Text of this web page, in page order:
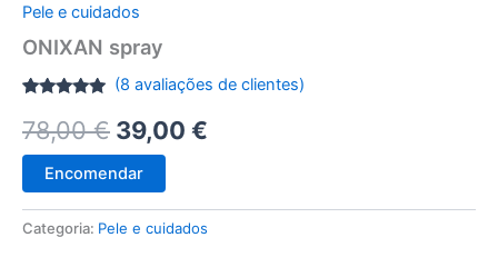
Pele e cuidados
ONIXAN spray
com 4.75
em 5 com
base em
classificações
de
(8 avaliações de clientes)
78,00€ O
preço
original
39,00 €
atual
Encomendar
Categoria: Pele e cuidados